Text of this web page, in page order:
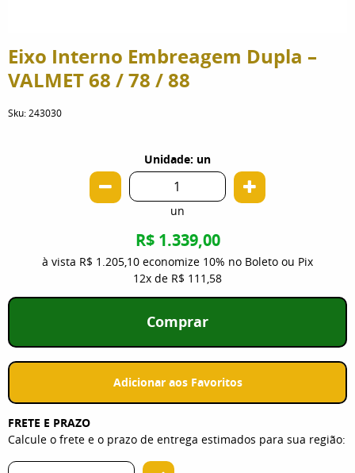
Eixo Interno Embreagem Dupla –
VALMET 68 / 78 / 88
Sku: 243030
Unidade: un
un
R$ 1.339,00
à vista R$ 1.205,10 economize 10% no Boleto ou Pix
12x de R$ 111,58
Comprar
Adicionar aos Favoritos
FRETE E PRAZO
Calcule o frete e o prazo de entrega estimados para sua região: